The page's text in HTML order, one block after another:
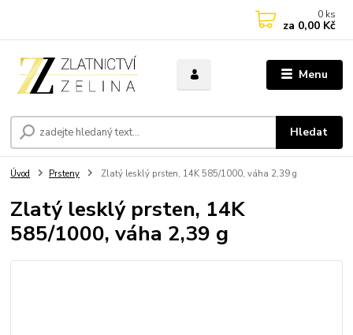
Menu
Hledat
0 ks
za 0,00 Kč
Úvod Prsteny Zlatý lesklý prsten, 14K 585/1000, váha 2,39 g
Zlatý lesklý prsten, 14K
585/1000, váha 2,39 g